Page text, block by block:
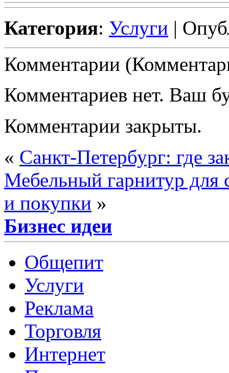
Категория: Услуги |
Комментарии
Комментариев нет. Ваш
Комментарии закрыты.
« Санкт-Петербург: где
Мебельный гарнитур для
и покупки »
Бизнес идеи
Общепит
Услуги
Реклама
Торговля
Интернет